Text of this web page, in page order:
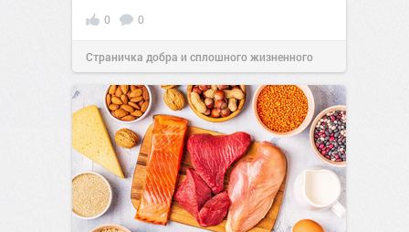
0 0
Страничка добра и сплошного жизненного
позитива!23:4001 сен 2025